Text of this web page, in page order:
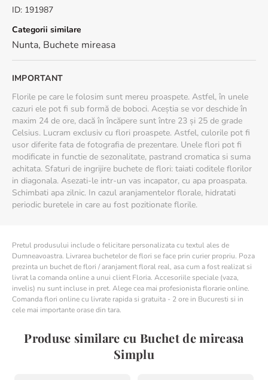
💡 Recomandări:
– Păstrează buchetul într-un spațiu răcoros și umed până în
momentul ceremoniei.
– Pentru extra prospețime, așază-l în apă atunci când nu este
folosit.
plus de viață buchetului.
Buchetul de mireasă Simplu este dovada că frumusețea
autentică nu are nevoie de complicații. Un buchet gândit pentru a
completa cu grație ziua ta specială.
ID: 191987
Categorii similare
Nunta, Buchete mireasa
IMPORTANT
Florile pe care le folosim sunt mereu proaspete. Astfel, în unele
cazuri ele pot fi sub formă de boboci. Aceștia se vor deschide în
maxim 24 de ore, dacă în încăpere sunt între 23 și 25 de grade
Celsius. Lucram exclusiv cu flori proaspete. Astfel, culorile pot fi
usor diferite fata de fotografia de prezentare. Unele flori pot fi
modificate in functie de sezonalitate, pastrand cromatica si suma
achitata. Sfaturi de ingrijire buchete de flori: taiati coditele florilor
in diagonala. Asezati-le intr-un vas incapator, cu apa proaspata.
Schimbati apa zilnic. In cazul aranjamentelor florale, hidratati
periodic buretele in care au fost pozitionate florile.
Pretul produsului include o felicitare personalizata cu textul ales de
Dumneavoastra. Livrarea buchetelor de flori se face prin curier propriu. Poza
prezinta un buchet de flori / aranjament floral real, asa cum a fost realizat si
livrat la comanda online a unui client Floria. Accesoriile speciale (vaza,
invelis) nu sunt incluse in pret. Alege cea mai profesionista florarie online.
Comanda flori online cu livrate rapida si gratuita - 2 ore in Bucuresti si in
cele mai importante orase din tara.
Produse similare cu Buchet de mireasa
Simplu